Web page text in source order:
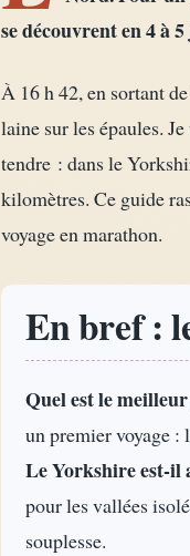
se découvrent en 4 à
À 16 h 42, en sortant
laine sur les épaules.
tendre : dans le
kilomètres. Ce guide
voyage en marathon.
En bref :
Quel est le
un premier voyage :
Le Yorkshire est-il
pour les vallées
souplesse.